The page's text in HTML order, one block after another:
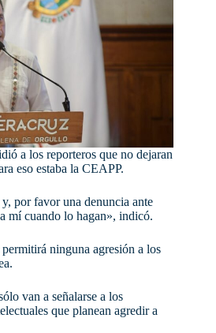
a los reporteros que no dejaran
eso estaba la CEAPP.
por favor una denuncia ante
mí cuando lo hagan», indicó.
ninguna agresión a los
van a señalarse a los
que planean agredir a